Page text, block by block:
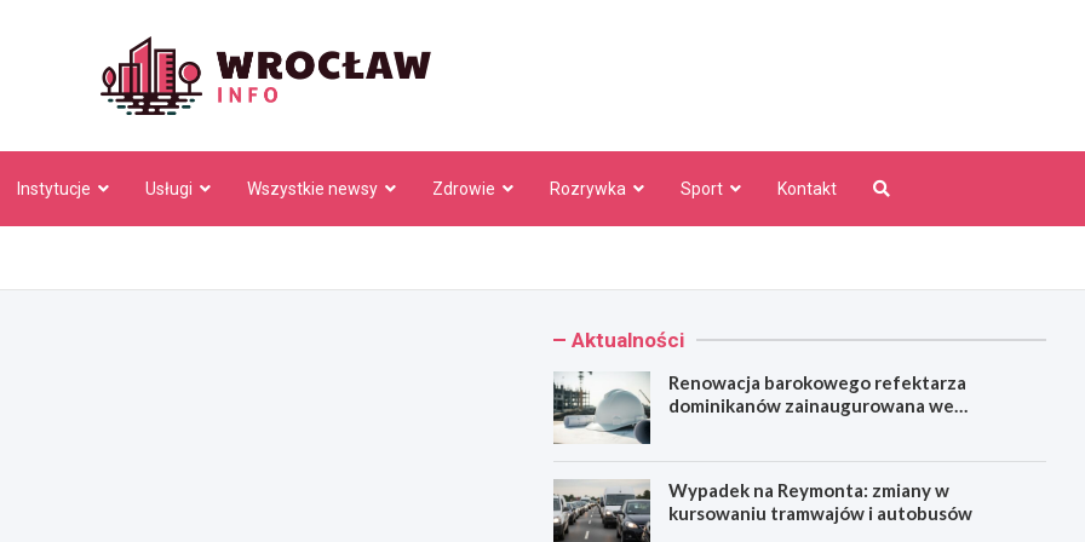
Instytucje Usługi Wszystkie newsy Zdrowie Rozrywka Sport Kontakt
Aktualności
Renowacja barokowego refektarza
dominikanów zainaugurowana we
Wypadek na Reymonta: zmiany w
kursowaniu tramwajów i autobusów